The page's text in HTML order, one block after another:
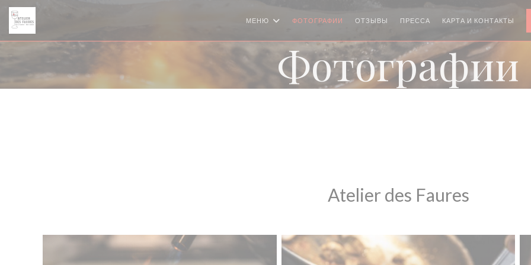
Панель управления cookies
МЕНЮ ФОТОГРАФИИ ОТЗЫВЫ ПРЕССА КАРТА И КОНТАКТЫ
Фотографии
Atelier des Faures